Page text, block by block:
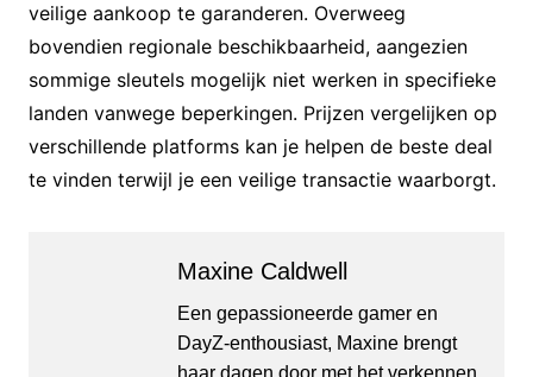
veilige aankoop te garanderen. Overweeg
bovendien regionale beschikbaarheid, aangezien
sommige sleutels mogelijk niet werken in specifieke
landen vanwege beperkingen. Prijzen vergelijken op
verschillende platforms kan je helpen de beste deal
te vinden terwijl je een veilige transactie waarborgt.
Maxine Caldwell
Een gepassioneerde gamer en
DayZ-enthousiast, Maxine brengt
haar dagen door met het verkennen